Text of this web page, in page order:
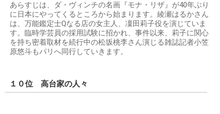
あらすじは、ダ・ヴィンチの名画『モナ・リザ』が40年ぶり
に日本にやってくるところから始まります。綾瀬はるかさん
は、万能鑑定士Qなる店の女主人、凜田莉子役を演じていま
す。臨時学芸員の採用試験に招かれ、事件以来、莉子に関心
を持ち密着取材を続行中の松坂桃李さん演じる雑誌記者小笠
原悠斗もパリへ同行していきます。
１０位 高台家の人々